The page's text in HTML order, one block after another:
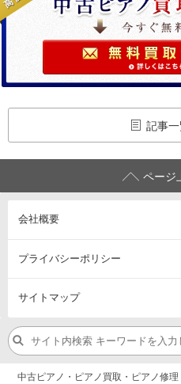
記事一
ページ
会社概要
プライバシーポリシー
サイトマップ
中古ピアノ・ピアノ買取・ピアノ